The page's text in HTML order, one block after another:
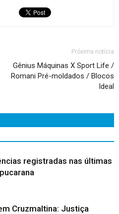
Próxima notícia
Gênius Máquinas X Sport Life /
Romani Pré-moldados / Blocos
Ideal
registradas nas últimas
Cruzmaltina: Justiça